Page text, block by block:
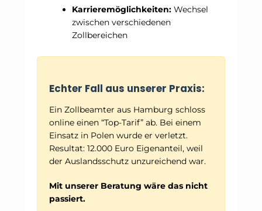
Karrieremöglichkeiten: Wechsel
zwischen verschiedenen
Zollbereichen
Echter Fall aus unserer Praxis:
Ein Zollbeamter aus Hamburg schloss
online einen “Top-Tarif” ab. Bei einem
Einsatz in Polen wurde er verletzt.
Resultat: 12.000 Euro Eigenanteil, weil
der Auslandsschutz unzureichend war.
Mit unserer Beratung wäre das nicht
passiert.